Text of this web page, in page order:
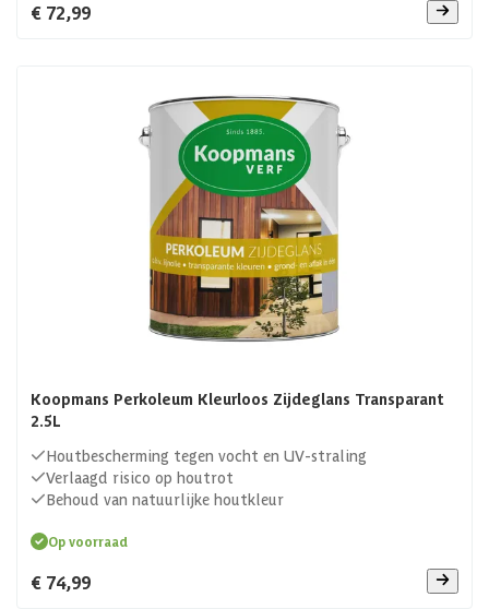
€ 72,99
Koopmans Perkoleum Kleurloos Zijdeglans Transparant
2.5L
Houtbescherming tegen vocht en UV-straling
Verlaagd risico op houtrot
Behoud van natuurlijke houtkleur
Op voorraad
€ 74,99